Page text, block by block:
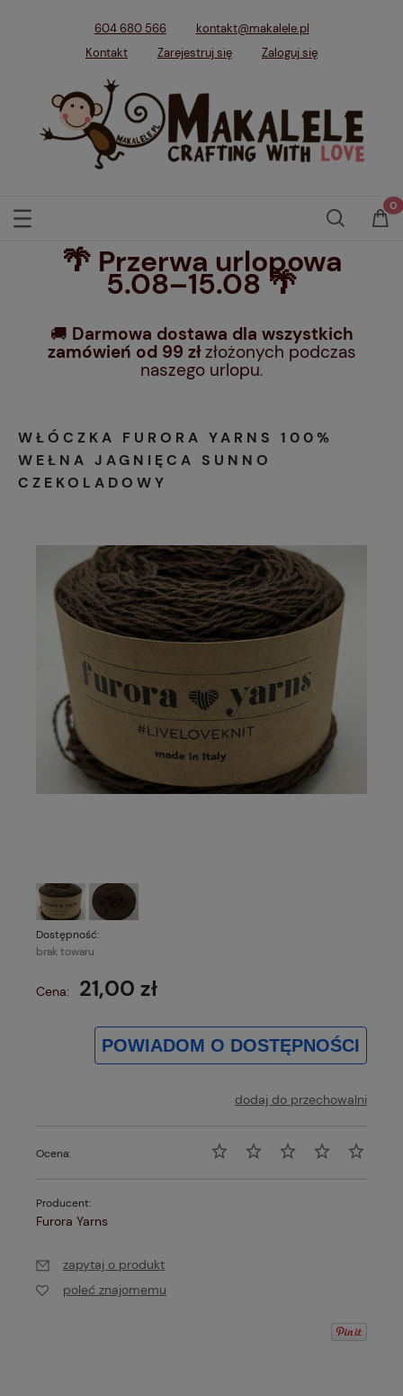
604 680 566
kontakt@makalele.pl
Kontakt
Zarejestruj się Zaloguj się
🌴 Przerwa urlopowa
5.08–15.08 🌴
🚚 Darmowa dostawa dla wszystkich
zamówień od 99 złzłożonych podczas
naszego urlopu.
WŁÓCZKA FURORA YARNS 100%
WEŁNA JAGNIĘCA SUNNO
CZEKOLADOWY
Dostępność:
brak towaru
Cena: 21,00 zł
POWIADOM O DOSTĘPNOŚCI
dodaj do przechowalni
Ocena:
Producent:
Furora Yarns
zapytaj o produkt
poleć znajomemu